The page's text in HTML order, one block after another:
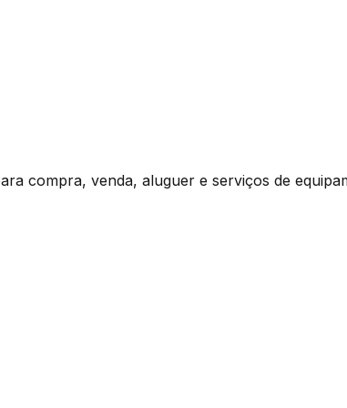
compra, venda, aluguer e serviços de